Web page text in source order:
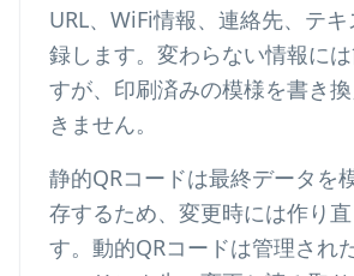
URL、WiFi情報、連絡先、テ
録します。変わらない情報に
すが、印刷済みの模様を書き
きません。
静的QRコードは最終データを
存するため、変更時には作り
す。動的QRコードは管理され